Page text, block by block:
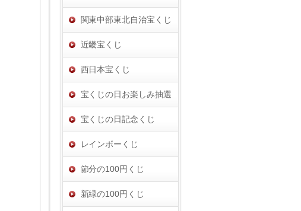
関東中部東北自治宝くじ
近畿宝くじ
西日本宝くじ
宝くじの日お楽しみ抽選
宝くじの日記念くじ
レインボーくじ
節分の100円くじ
新緑の100円くじ